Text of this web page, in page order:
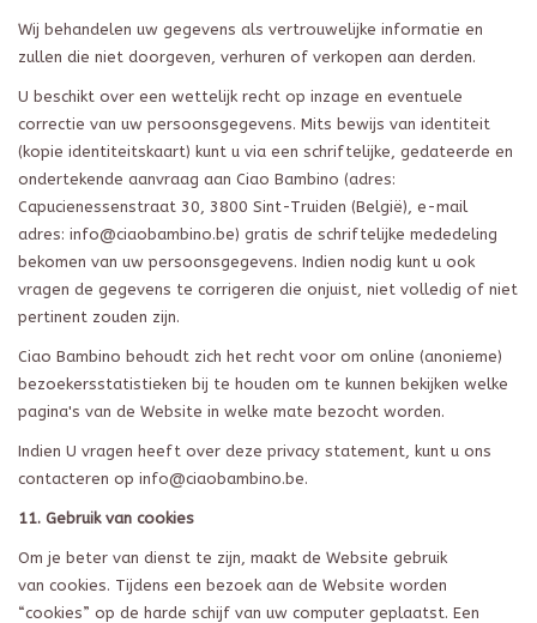
Wij behandelen uw gegevens als vertrouwelijke informatie en
zullen die niet doorgeven, verhuren of verkopen aan derden.
U beschikt over een wettelijk recht op inzage en eventuele
correctie van uw persoonsgegevens. Mits bewijs van identiteit
(kopie identiteitskaart) kunt u via een schriftelijke, gedateerde en
ondertekende aanvraag aan Ciao Bambino (adres:
Capucienessenstraat 30, 3800 Sint-Truiden (België), e-mail
adres: info@ciaobambino.be) gratis de schriftelijke mededeling
bekomen van uw persoonsgegevens. Indien nodig kunt u ook
vragen de gegevens te corrigeren die onjuist, niet volledig of niet
pertinent zouden zijn.
Ciao Bambino behoudt zich het recht voor om online (anonieme)
bezoekersstatistieken bij te houden om te kunnen bekijken welke
pagina's van de Website in welke mate bezocht worden.
Indien U vragen heeft over deze privacy statement, kunt u ons
contacteren op info@ciaobambino.be.
11. Gebruik van cookies
Om je beter van dienst te zijn, maakt de Website gebruik
van cookies. Tijdens een bezoek aan de Website worden
“cookies” op de harde schijf van uw computer geplaatst. Een